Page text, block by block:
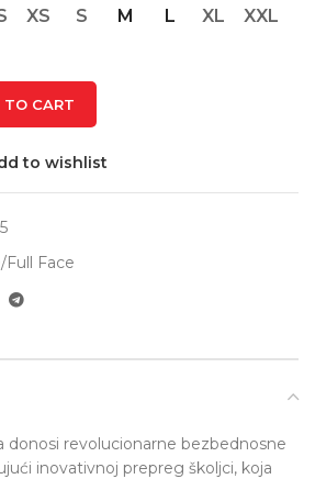
XS S M L XL
XXL
CART
to wishlist
Face
donosi revolucionarne bezbednosne
inovativnoj prepreg školjci, koja